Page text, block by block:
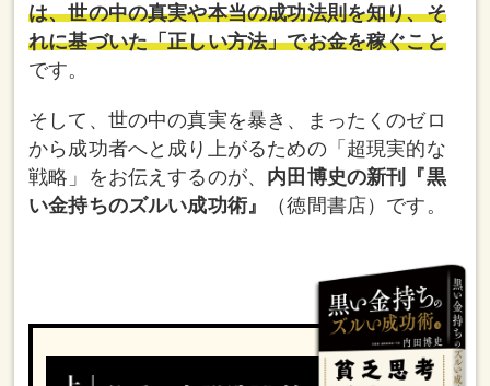
は、世の中の真実や本当の成功法則を知り、そ
れに基づいた「正しい方法」でお金を稼ぐこと
です。
そして、世の中の真実を暴き、まったくのゼロ
から成功者へと成り上がるための「超現実的な
戦略」をお伝えするのが、 内田博史の新刊『黒
い金持ちのズルい成功術』
（徳間書店）です。